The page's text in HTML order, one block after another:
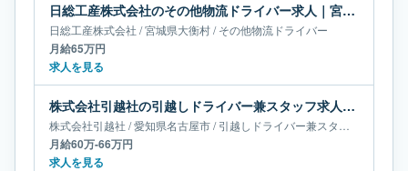
日総工産株式会社のその他物流ドライバー求人｜宮城県大衡村｜月給65万円
日総工産株式会社 /宮城県大衡村/その他物流ドライバー
月給65万円
求人を見る
株式会社引越社の引越しドライバー兼スタッフ求人｜愛知県名古屋市｜月給60万-66万円
株式会社引越社 /愛知県名古屋市/引越しドライバー兼スタッフ
月給60万-66万円
求人を見る